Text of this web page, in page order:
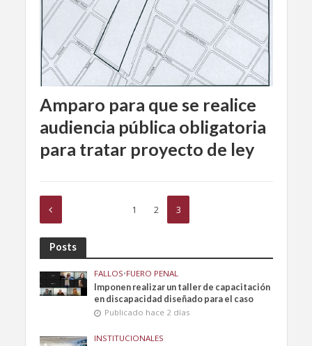
Amparo para que se realice
audiencia pública obligatoria
para tratar proyecto de ley
1 2 3
Posts
FALLOS•FUERO PENAL
Imponen realizar un taller de capacitación
en discapacidad diseñado para el caso
Publicado hace 2 días
INSTITUCIONALES